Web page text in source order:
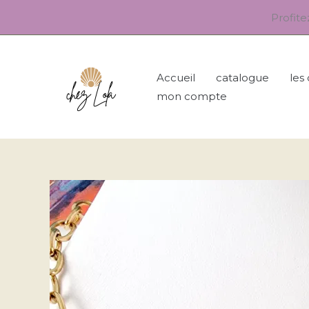
Accueil catalogue les
mon compte